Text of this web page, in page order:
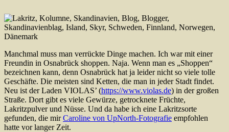
Manchmal muss man verrückte Dinge machen. Ich war mit einer
Freundin in Osnabrück shoppen. Naja. Wenn man es „Shoppen“
bezeichnen kann, denn Osnabrück hat ja leider nicht so viele tolle
Geschäfte. Die meisten sind Ketten, die man in jeder Stadt findet.
Neu ist der Laden VIOLAS’ (https://www.violas.de) in der großen
Straße. Dort gibt es viele Gewürze, getrocknete Früchte,
Lakritzpulver und Nüsse. Und da habe ich eine Lakritzsorte
gefunden, die mirCaroline von UpNorth-Fotografie empfohlen
hatte vor langer Zeit.